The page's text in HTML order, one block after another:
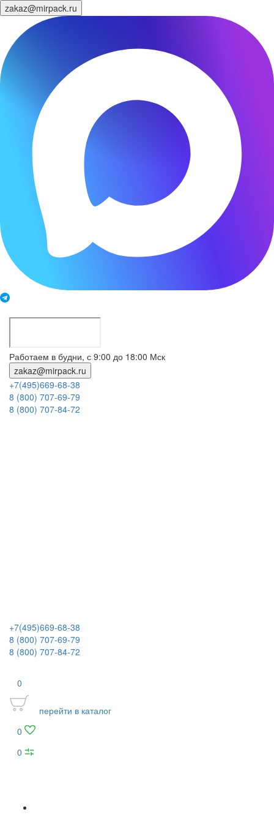
zakaz@mirpack.ru
Работаем в будни, с 9:00 до 18:00 Мск
zakaz@mirpack.ru
+7(495)669-68-38
8 (800) 707-69-79
8 (800) 707-84-72
+7(495)669-68-38
8 (800) 707-69-79
8 (800) 707-84-72
0
перейти в каталог
0
0